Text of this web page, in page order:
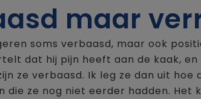
maar
soms verbaasd, maar ook
dat hij pijn heeft aan de kaak,
ze verbaasd. Ik leg ze dan uit hoe
die ze nog niet eerder hadden. Het